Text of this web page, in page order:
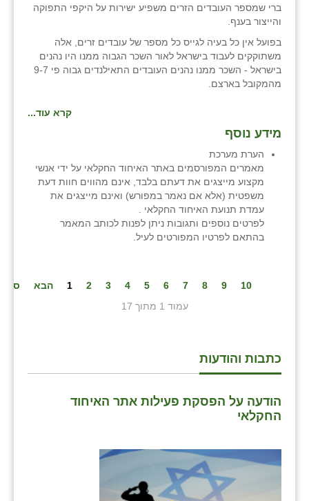
ברי שמספר העובדים הזרים משפיע ישירות על היקפי התפוקה
והייצור בענף.
בפועל אין כל בעיה לגייס כל מספר של עובדים זרים, אלה
משתוקקים לעבוד בישראל לאור השכר הגבוה ממנו היו נהנים
בישראל - השכר ממנו נהנים העובדים התאילנדים גבוה פי 9-7
מהמקובל בארצם.
קרא עוד...
מידע נוסף
הערת מערכת
מאמרים המפורסמים באתר האיחוד החקלאי על ידי אנשי
מקצוע מייצגים את דעתם בלבד, אינם מהווים חוות דעת
משפטית (אלא אם נאמר במפורש) ואינם מייצגים את
עמדת תנועת האיחוד החקלאי .
לפרטים נוספים ותגובות ניתן לפנות לכותב המאמר
בהתאם לפרטיו המפורטים לעיל.
1 2 3 4 5 6 7 8 9 10 הבא
סיום
עמוד 1 מתוך 17
כתבות והודעות
הודעה על הפסקת פעילות אתר האיחוד
החקלאי